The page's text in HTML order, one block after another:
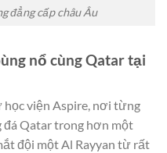
đẳng cấp châu Âu
nổ cùng Qatar tại
viện Aspire, nơi từng
đá Qatar trong hơn một
đội một Al Rayyan từ rất